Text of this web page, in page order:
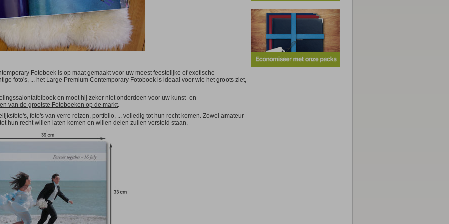
ANDERE
Luxe-Dozenvoor Fotoboeken
Postkaart Standaard
Magnetische kalenders
A4
21x29,7cm
A3
29,7x42cm
ANDERE
Pack
Bierpakket
Andere
Speelgoed
Fotoboek is op maat gemaakt voor uw meest feestelijke of exotische
foto's, ... het Large Premium Contemporary Fotoboek is ideaal voor wie het groots ziet,
en moet hij zeker niet onderdoen voor uw kunst- en
van de grootste Fotoboeken op de markt.
foto's van verre reizen, portfolio, ... volledig tot hun recht komen. Zowel amateur-
hun recht willen laten komen en willen delen zullen versteld staan.